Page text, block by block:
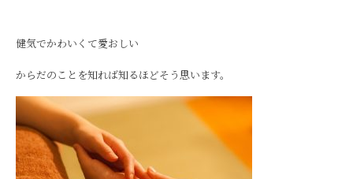
健気でかわいくて愛おしい
からだのことを知れば知るほどそう思います。